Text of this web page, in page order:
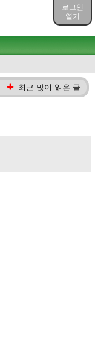
로그인
열기
최근 많이 읽은 글